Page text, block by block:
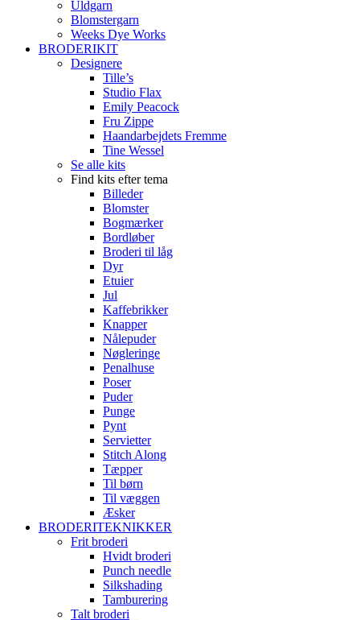
Uldgarn
Blomstergarn
Weeks Dye Works
BRODERIKIT
Designere
Tille’s
Studio Flax
Emily Peacock
Fru Zippe
Haandarbejdets Fremme
Tine Wessel
Se alle kits
Find kits efter tema
Billeder
Blomster
Bogmærker
Bordløber
Broderi til låg
Dyr
Etuier
Jul
Kaffebrikker
Knapper
Nålepuder
Nøgleringe
Penalhuse
Poser
Puder
Punge
Pynt
Servietter
Stitch Along
Tæpper
Til børn
Til væggen
Æsker
BRODERITEKNIKKER
Frit broderi
Hvidt broderi
Punch needle
Silkshading
Tamburering
Talt broderi